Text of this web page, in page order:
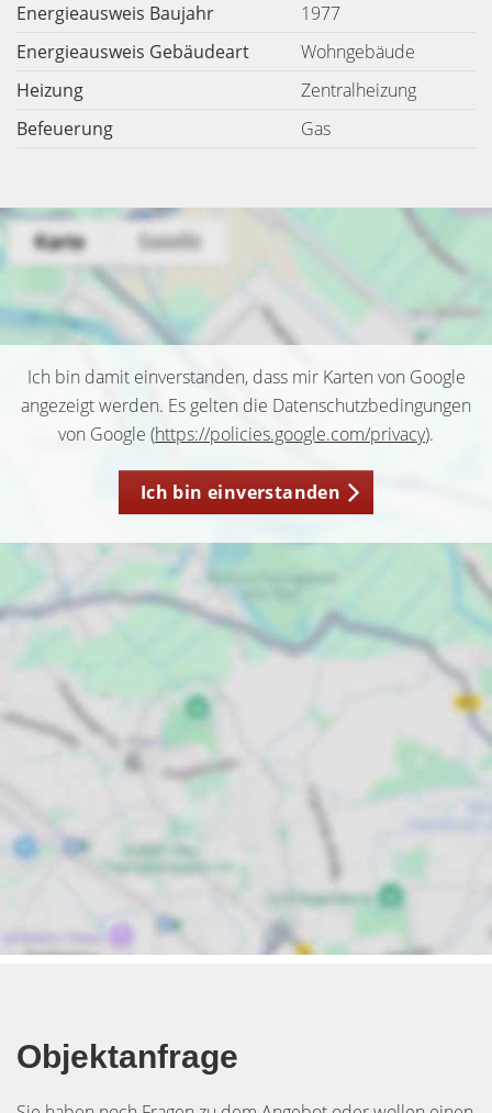
Energieausweis Baujahr
1977
Energieausweis Gebäudeart
Wohngebäude
Heizung
Zentralheizung
Befeuerung
Gas
Ich bin damit einverstanden, dass mir Karten von Google
angezeigt werden. Es gelten die Datenschutzbedingungen
von Google (https://policies.google.com/privacy).
Ich bin einverstanden
Objektanfrage